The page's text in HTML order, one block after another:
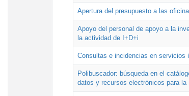
Apertura del presupuesto a las
Apoyo del personal de apoyo a la
la actividad de I+D+i
Consultas e incidencias en servicios
Polibuscador: búsqueda en el
datos y recursos electrónicos para la